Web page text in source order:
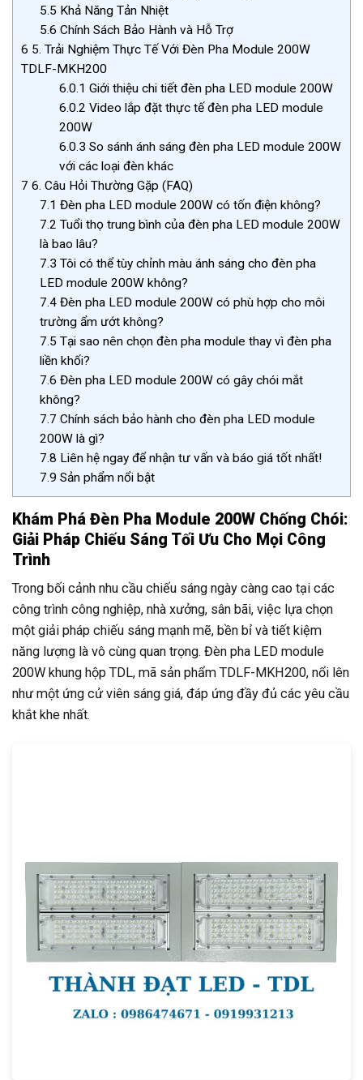
5.5 Khả Năng Tản Nhiệt
5.6 Chính Sách Bảo Hành và Hỗ Trợ
6 5. Trải Nghiệm Thực Tế Với Đèn Pha Module 200W
TDLF-MKH200
6.0.1 Giới thiệu chi tiết đèn pha LED module 200W
6.0.2 Video lắp đặt thực tế đèn pha LED module
200W
6.0.3 So sánh ánh sáng đèn pha LED module 200W
với các loại đèn khác
7 6. Câu Hỏi Thường Gặp (FAQ)
7.1 Đèn pha LED module 200W có tốn điện không?
7.2 Tuổi thọ trung bình của đèn pha LED module 200W
là bao lâu?
7.3 Tôi có thể tùy chỉnh màu ánh sáng cho đèn pha
LED module 200W không?
7.4 Đèn pha LED module 200W có phù hợp cho môi
trường ẩm ướt không?
7.5 Tại sao nên chọn đèn pha module thay vì đèn pha
liền khối?
7.6 Đèn pha LED module 200W có gây chói mắt
không?
7.7 Chính sách bảo hành cho đèn pha LED module
200W là gì?
7.8 Liên hệ ngay để nhận tư vấn và báo giá tốt nhất!
7.9 Sản phẩm nổi bật
Khám Phá Đèn Pha Module 200W Chống Chói:
Giải Pháp Chiếu Sáng Tối Ưu Cho Mọi Công
Trình
Trong bối cảnh nhu cầu chiếu sáng ngày càng cao tại các
công trình công nghiệp, nhà xưởng, sân bãi, việc lựa chọn
một giải pháp chiếu sáng mạnh mẽ, bền bỉ và tiết kiệm
năng lượng là vô cùng quan trọng. Đèn pha LED module
200W khung hộp TDL, mã sản phẩm TDLF-MKH200, nổi lên
như một ứng cử viên sáng giá, đáp ứng đầy đủ các yêu cầu
khắt khe nhất.